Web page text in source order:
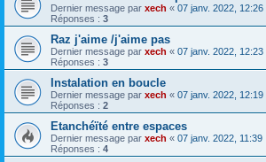
Dernier message par xech « 07 janv. 2022, 12:26
Réponses : 3
Raz j'aime /j'aime pas
Dernier message par xech « 07 janv. 2022, 12:23
Réponses : 3
Instalation en boucle
Dernier message par xech « 07 janv. 2022, 12:19
Réponses : 2
Etanchéïté entre espaces
Dernier message par xech « 07 janv. 2022, 11:39
Réponses : 4